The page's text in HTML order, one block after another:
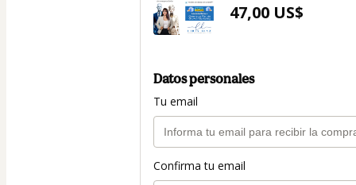
47,00 US$
Datos personales
Tu email
Confirma tu email